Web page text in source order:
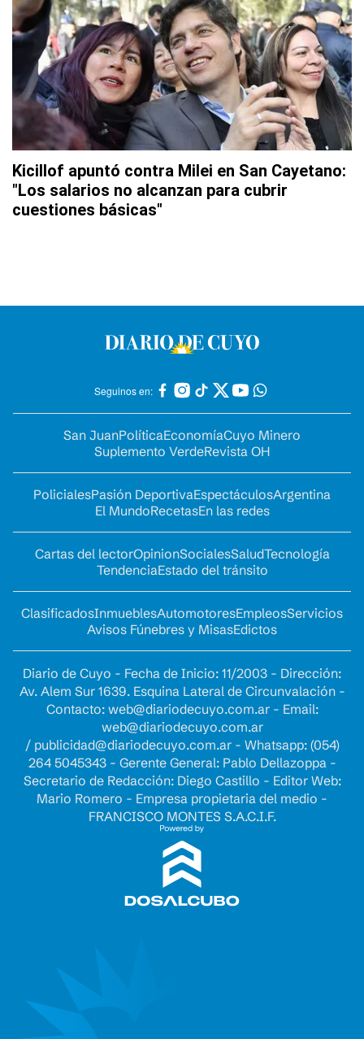
Kicillof apuntó contra Milei en San Cayetano:
"Los salarios no alcanzan para cubrir
cuestiones básicas"
Seguinos en:
San JuanPolíticaEconomíaCuyo Minero
Suplemento VerdeRevista OH
PolicialesPasión DeportivaEspectáculosArgentina
El MundoRecetasEn las redes
Cartas del lectorOpinionSocialesSaludTecnología
TendenciaEstado del tránsito
ClasificadosInmueblesAutomotoresEmpleosServicios
Avisos Fúnebres y MisasEdictos
Diario de Cuyo - Fecha de Inicio: 11/2003 - Dirección:
Av. Alem Sur 1639. Esquina Lateral de Circunvalación -
Contacto: web@diariodecuyo.com.ar- Email:
web@diariodecuyo.com.ar
/ publicidad@diariodecuyo.com.ar- Whatsapp: (054)
264 5045343 - Gerente General: Pablo Dellazoppa -
Secretario de Redacción: Diego Castillo - Editor Web:
Mario Romero - Empresa propietaria del medio -
FRANCISCO MONTES S.A.C.I.F.